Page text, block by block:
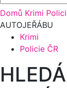
Domů Krimi
AUTOJEŘÁBU
Krimi
Policie ČR